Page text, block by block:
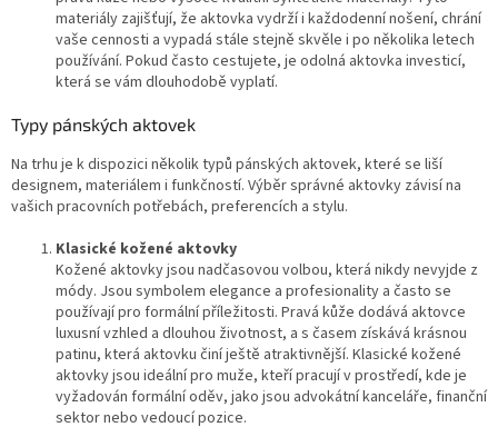
materiály zajišťují, že aktovka vydrží i každodenní nošení, chrání
vaše cennosti a vypadá stále stejně skvěle i po několika letech
používání. Pokud často cestujete, je odolná aktovka investicí,
která se vám dlouhodobě vyplatí.
Typy pánských aktovek
Na trhu je k dispozici několik typů pánských aktovek, které se liší
designem, materiálem i funkčností. Výběr správné aktovky závisí na
vašich pracovních potřebách, preferencích a stylu.
Klasické kožené aktovky
Kožené aktovky jsou nadčasovou volbou, která nikdy nevyjde z
módy. Jsou symbolem elegance a profesionality a často se
používají pro formální příležitosti. Pravá kůže dodává aktovce
luxusní vzhled a dlouhou životnost, a s časem získává krásnou
patinu, která aktovku činí ještě atraktivnější. Klasické kožené
aktovky jsou ideální pro muže, kteří pracují v prostředí, kde je
vyžadován formální oděv, jako jsou advokátní kanceláře, finanční
sektor nebo vedoucí pozice.